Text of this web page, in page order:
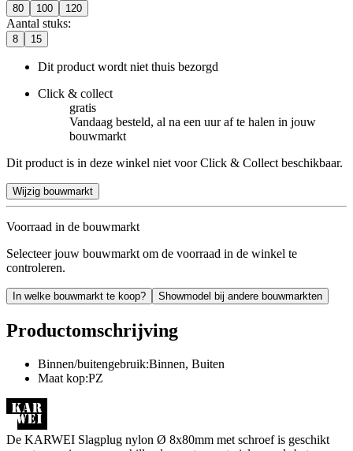
80 100 120
Aantal stuks:
8 15
Dit product wordt niet thuis bezorgd
Click & collect
gratis
Vandaag besteld, al na een uur af te halen in jouw
bouwmarkt
Dit product is in deze winkel niet voor Click & Collect beschikbaar.
Wijzig bouwmarkt
Voorraad in de bouwmarkt
Selecteer jouw bouwmarkt om de voorraad in de winkel te
controleren.
In welke bouwmarkt te koop? Showmodel bij andere bouwmarkten
Productomschrijving
Binnen/buitengebruik:Binnen, Buiten
Maat kop:PZ
De KARWEI Slagplug nylon Ø 8x80mm met schroef is geschikt